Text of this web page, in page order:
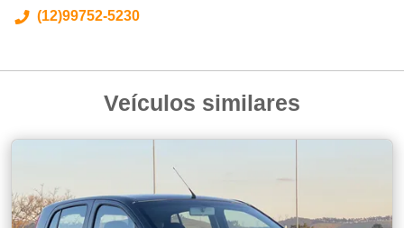
(12)99752-5230
Veículos similares